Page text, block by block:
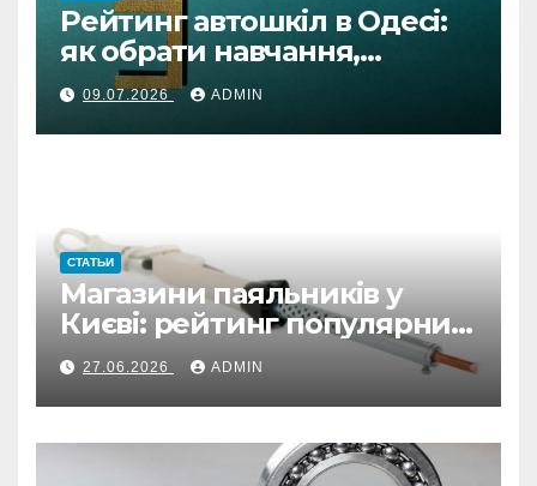
Рейтинг автошкіл в Одесі:
як обрати навчання,
автоінструктора та
підготовку онлайн
09.07.2026 ADMIN
СТАТЬИ
Магазини паяльників у
Києві: рейтинг популярних
варіантів
27.06.2026 ADMIN